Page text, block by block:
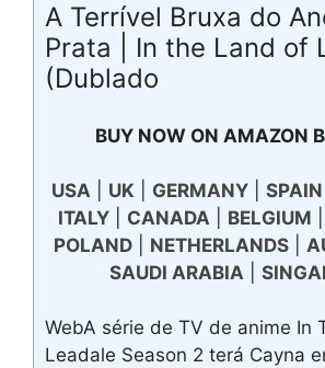
A Terrível Bruxa do
Prata | In the Land of
(Dublado
BUY NOW ON AMAZON
USA UK GERMANY| SPAIN
ITALY| CANADA BELGIUM
POLAND| NETHERLANDS|
SAUDI ARABIA
WebA série de TV de anime In
Leadale Season 2 terá Cayna